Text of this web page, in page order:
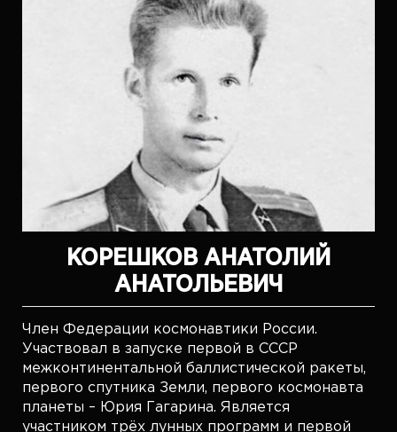
КОРЕШКОВ АНАТОЛИЙ
АНАТОЛЬЕВИЧ
Член Федерации космонавтики России.
Участвовал в запуске первой в СССР
межконтинентальной баллистической ракеты,
первого спутника Земли, первого космонавта
планеты – Юрия Гагарина. Является
участником трёх лунных программ и первой